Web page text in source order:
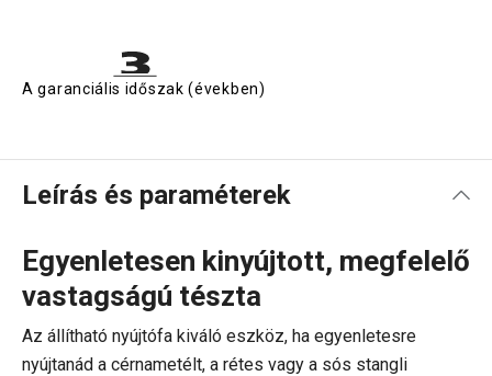
A garanciális időszak (években)
Leírás és paraméterek
Egyenletesen kinyújtott, megfelelő
vastagságú tészta
Az állítható nyújtófa kiváló eszköz, ha egyenletesre
nyújtanád a cérnametélt, a rétes vagy a sós stangli